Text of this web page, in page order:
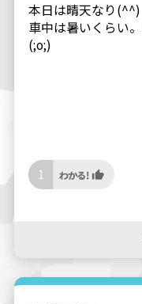
本日は晴天なり(^^)
車中は暑いくらい
(;o;)
1